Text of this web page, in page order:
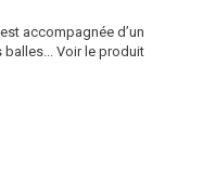
accompagnée d’un
Voir le produit